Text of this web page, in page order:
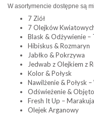
W asortymencie dostępne są
7 Ziół
7 Olejków
Blask & Odżywienie –
Hibiskus & Rozmaryn
Jabłko & Pokrzywa
Jedwab z Olejkiem z
Kolor & Połysk
Nawilżenie & Połysk
Odświeżenie &
Fresh It Up – Marakuja
Olejek Arganowy